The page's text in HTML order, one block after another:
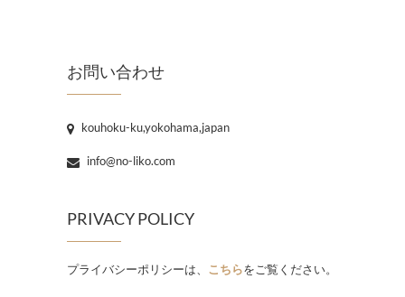
お問い合わせ
kouhoku-ku,yokohama,japan
info@no-liko.com
PRIVACY POLICY
プライバシーポリシーは、 こちらをご覧ください。